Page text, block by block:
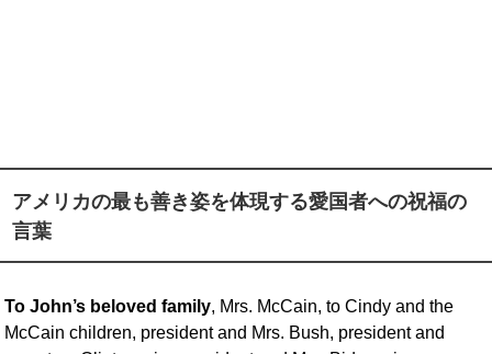
アメリカの最も善き姿を体現する愛国者への祝福の
言葉
To John’s beloved family, Mrs. McCain, to Cindy and the
McCain children, president and Mrs. Bush, president and